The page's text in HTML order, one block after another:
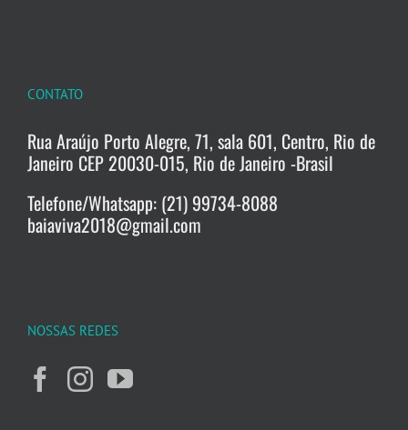
CONTATO
Rua Araújo Porto Alegre, 71, sala 601, Centro, Rio de
Janeiro CEP 20030-015, Rio de Janeiro -Brasil
Telefone/Whatsapp: (21) 99734-8088
baiaviva2018@gmail.com
NOSSAS REDES